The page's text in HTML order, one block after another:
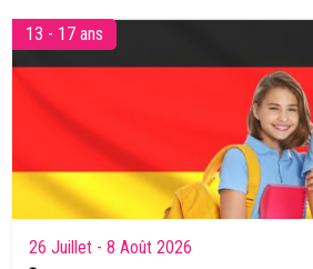
Nouvelle-Zélande.
13 - 17 ans
26 Juillet - 8 Août 2026